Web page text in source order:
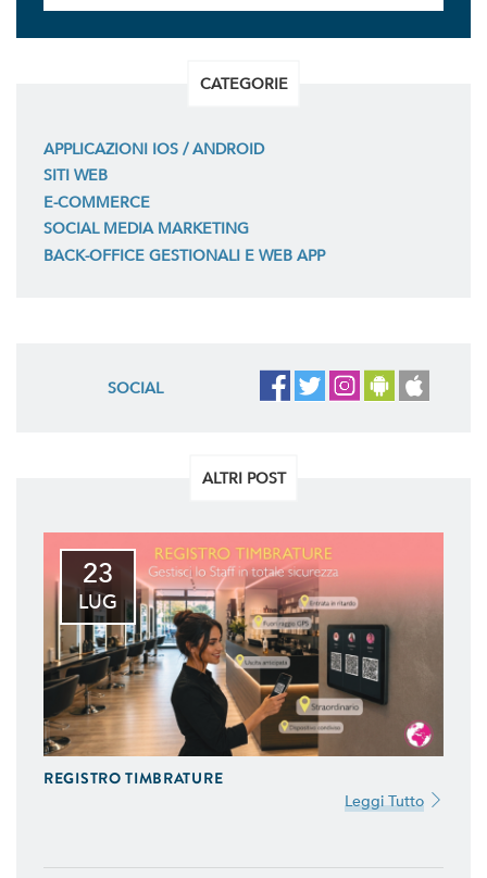
CATEGORIE
APPLICAZIONI IOS / ANDROID
SITI WEB
E-COMMERCE
SOCIAL MEDIA MARKETING
BACK-OFFICE GESTIONALI E WEB APP
SOCIAL
ALTRI POST
23
LUG
REGISTRO TIMBRATURE
Leggi Tutto